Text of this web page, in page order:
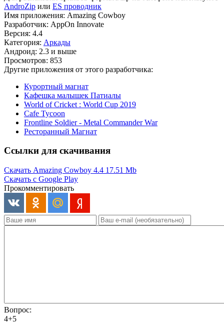
AndroZip или ES проводник
Имя приложения: Amazing Cowboy
Разработчик: AppOn Innovate
Версия: 4.4
Категория: Аркады
Андроид: 2.3 и выше
Просмотров: 853
Другие приложения от этого разработчика:
Курортный магнат
Кафешка малышек Патиалы
World of Cricket : World Cup 2019
Cafe Tycoon
Frontline Soldier - Metal Commander War
Ресторанный Магнат
Ссылки для скачивания
Скачать Amazing Cowboy 4.4 17.51 Mb
Скачать с Google Play
Прокомментировать
Вопрос:
4+5